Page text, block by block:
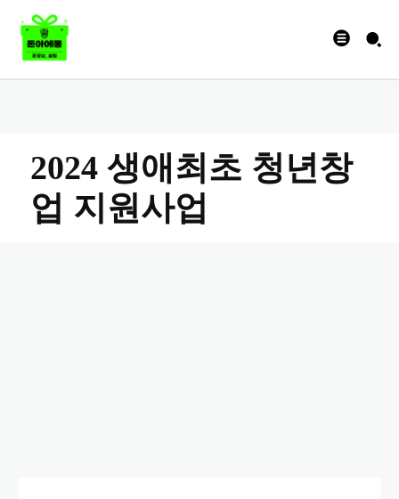
2024 생애최초 청년창
업 지원사업